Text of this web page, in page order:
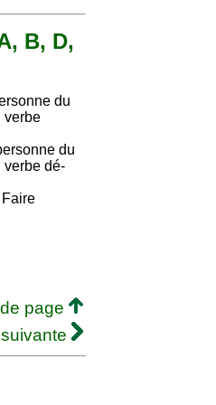
B, D,
du
verbe
du
verbe dé-
Faire
page